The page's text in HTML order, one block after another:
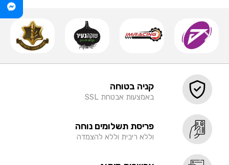
קניה בטוחה
באמצעות אבטחת SSL
פריסת תשלומים נוחה
וללא ריבית וללא להצמדה